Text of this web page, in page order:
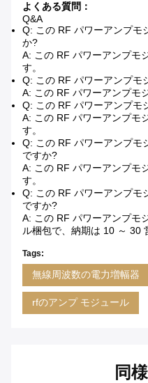
よくある質問：
Q&A
Q: この RF パワーアンプモ
か?
A: この RF パワーアンプモ
す。
Q: この RF パワーアンプモ
A: この RF パワーアンプモ
Q: この RF パワーアンプモ
A: この RF パワーアンプモ
す。
Q: この RF パワーアンプモ
ですか?
A: この RF パワーアンプモ
す。
Q: この RF パワーアンプモ
ですか?
A: この RF パワーアンプモ
ル梱包で、納期は 10 ～ 30
Tags:
無線周波数の電力増幅器
rfのアンプ モジュール
同